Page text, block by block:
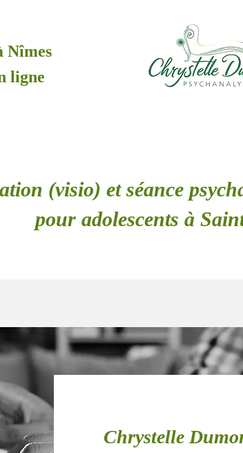
Nîmes
ligne
(visio) et séance
pour adolescents à
Chrystelle